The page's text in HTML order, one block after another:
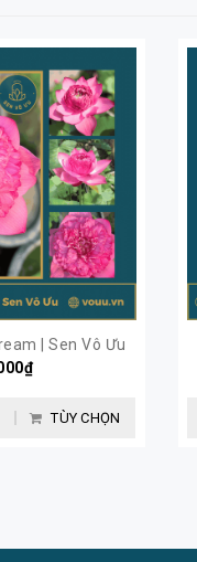
| Sen Vô Ưu
TÙY CHỌN